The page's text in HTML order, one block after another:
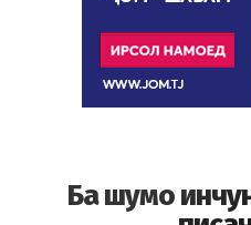
Ба шумо